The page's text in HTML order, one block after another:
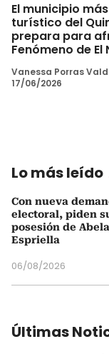
El municipio más
turístico del
prepara para
Fenómeno de El
Vanessa Porras
17/06/2026
Lo más leído
Con nueva
electoral, piden
posesión de
Espriella
06/08/2026
Últimas